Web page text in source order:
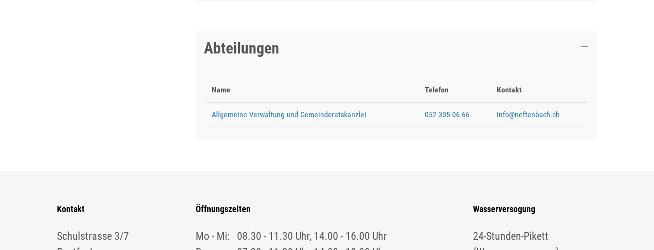
Abteilungen
Name Telefon Kontakt
Allgemeine Verwaltung und Gemeinderatskanzlei 052 305 06 66 info@neftenbach.ch
Kontakt
Schulstrasse 3/7
Öffnungszeiten
Mo - Mi:
08.30 - 11.30 Uhr, 14.00 - 16.00 Uhr
Wasserversogung
24-Stunden-Pikett